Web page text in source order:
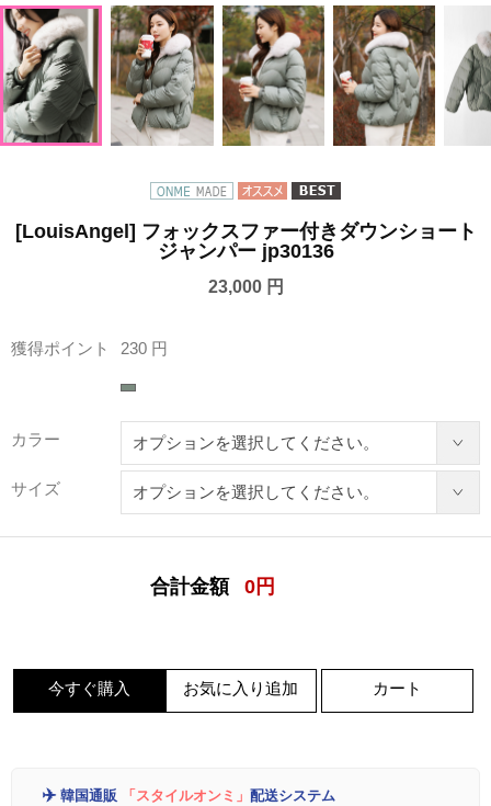
[LouisAngel] フォックスファー付きダウンショート
ジャンパー jp30136
23,000 円
獲得ポイント 230 円
カラー
サイズ
合計金額 0 円
今すぐ購入 お気に入り追加 カート
✈️ 韓国通販 「スタイルオンミ」 配送システム